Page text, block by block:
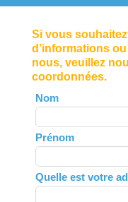
Si vous
d’informations
nous, veuillez
coordonnées.
Leave
this
field
blank
Nom
Prénom
Quelle est votre